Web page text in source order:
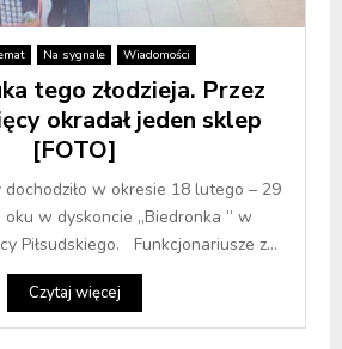
Na sygnale Wiadomości
tego złodzieja. Przez
okradał jeden sklep
[FOTO]
w okresie 18 lutego – 29
w dyskoncie „Biedronka ” w
Piłsudskiego. Funkcjonariusze z...
Czytaj więcej